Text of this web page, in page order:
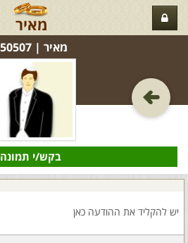
מאיר
מאיר‏ | 550507
בקש/י תמונה